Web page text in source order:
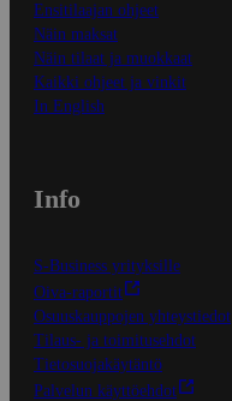
Ensitilaajan ohjeet
Näin maksat
Näin tilaat ja muokkaat
Kaikki ohjeet ja vinkit
In English
Info
S-Business yrityksille
Oiva-raportit
Osuuskauppojen yhteystiedot
Tilaus- ja toimitusehdot
Tietosuojakäytäntö
Palvelun käyttöehdot